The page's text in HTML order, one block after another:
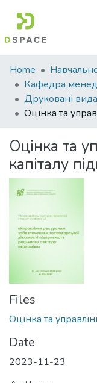
Communities
&
Collections
All of DSpace
Statistics
Home
Кафедра
Оцінка та
капіталу
Files
Оцінка та
Date
2023-11-23